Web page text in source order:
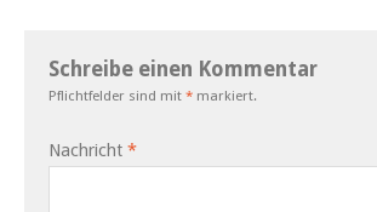
Schreibe einen Kommentar
Pflichtfelder sind mit * markiert.
Nachricht *